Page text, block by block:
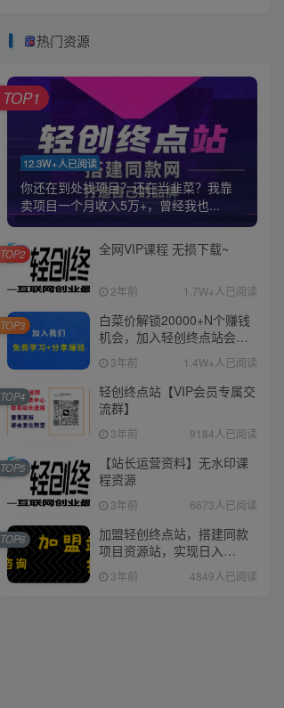
热门资源
12.3W+人已阅读
你还在到处找项目？还在当韭菜？我靠
卖项目一个月收入5万+，曾经我也...
TOP1
全网VIP课程 无损下载~
2年前 1.7W+人已阅读
TOP2
白菜价解锁20000+N个赚钱
机会，加入轻创终点站会
员，全站资源免费学习。
3年前 1.4W+人已阅读
TOP3
轻创终点站【VIP会员专属交
流群】
3年前 9184人已阅读
TOP4
【站长运营资料】无水印课
程资源
3年前 6673人已阅读
TOP5
加盟轻创终点站，搭建同款
项目资源站，实现日入
2000+
3年前 4849人已阅读
TOP6